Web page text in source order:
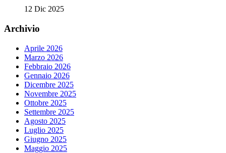
12 Dic 2025
Archivio
Aprile 2026
Marzo 2026
Febbraio 2026
Gennaio 2026
Dicembre 2025
Novembre 2025
Ottobre 2025
Settembre 2025
Agosto 2025
Luglio 2025
Giugno 2025
Maggio 2025